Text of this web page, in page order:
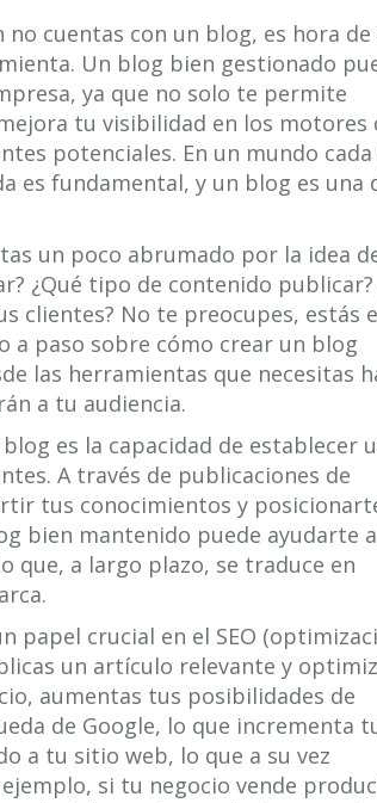
cuentas con un blog, es hora de
Un blog bien gestionado
ya que no solo te permite
tu visibilidad en los motores
potenciales. En un mundo cada
es fundamental, y un blog es una
un poco abrumado por la idea
¿Qué tipo de contenido publicar?
clientes? No te preocupes, estás
a paso sobre cómo crear un blog
las herramientas que necesitas
a tu audiencia.
es la capacidad de establecer
A través de publicaciones de
tus conocimientos y
bien mantenido puede ayudarte a
que, a largo plazo, se traduce en
papel crucial en el SEO
un artículo relevante y
aumentas tus posibilidades de
de Google, lo que incrementa
a tu sitio web, lo que a su vez
si tu negocio vende